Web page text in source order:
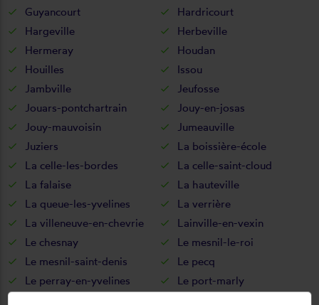
Guyancourt
Hardricourt
Hargeville
Herbeville
Hermeray
Houdan
Houilles
Issou
Jambville
Jeufosse
Jouars-pontchartrain
Jouy-en-josas
Jouy-mauvoisin
Jumeauville
Juziers
La boissière-école
La celle-les-bordes
La celle-saint-cloud
La falaise
La hauteville
La queue-les-yvelines
La verrière
La villeneuve-en-chevrie
Lainville-en-vexin
Le chesnay
Le mesnil-le-roi
Le mesnil-saint-denis
Le pecq
Le perray-en-yvelines
Le port-marly